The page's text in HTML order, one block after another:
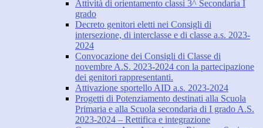
Attività di orientamento classi 3^ Secondaria I
grado
Decreto genitori eletti nei Consigli di
intersezione, di interclasse e di classe a.s. 2023-
2024
Convocazione dei Consigli di Classe di
novembre A.S. 2023-2024 con la partecipazione
dei genitori rappresentanti.
Attivazione sportello AID a.s. 2023-2024
Progetti di Potenziamento destinati alla Scuola
Primaria e alla Scuola secondaria di I grado A.S.
2023-2024 – Rettifica e integrazione